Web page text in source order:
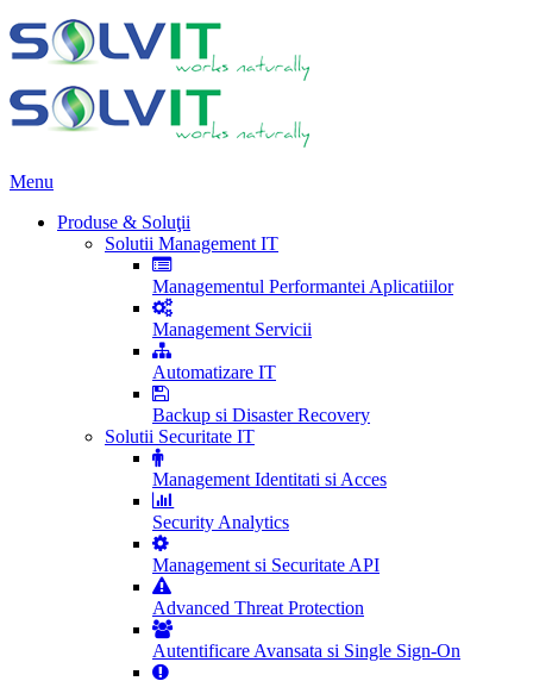
Menu
Produse & Soluţii
Solutii Management IT
Managementul Performantei Aplicatiilor
Management Servicii
Automatizare IT
Backup si Disaster Recovery
Solutii Securitate IT
Management Identitati si Acces
Security Analytics
Management si Securitate API
Advanced Threat Protection
Autentificare Avansata si Single Sign-On